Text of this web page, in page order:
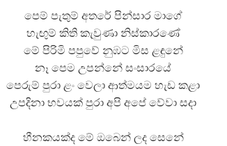
පෙම් පැතුම් අතරේ පින්සාර මාගේ
හැඟුම් කිති කැවුණා නිස්කාරණේ
මේ පිරිමි පපුවේ නුඹට මිස ළඳුනේ
නෑ පෙම උපන්නේ සංසාරයේ
පෙරුම් පුරා ළං වෙලා ආත්මයම හැඩ කළා
උපදිනා භවයක් පුරා අපි අපේ වේවා සදා
හීනකයක්ද මේ ඔබෙන් ලද සෙනේ